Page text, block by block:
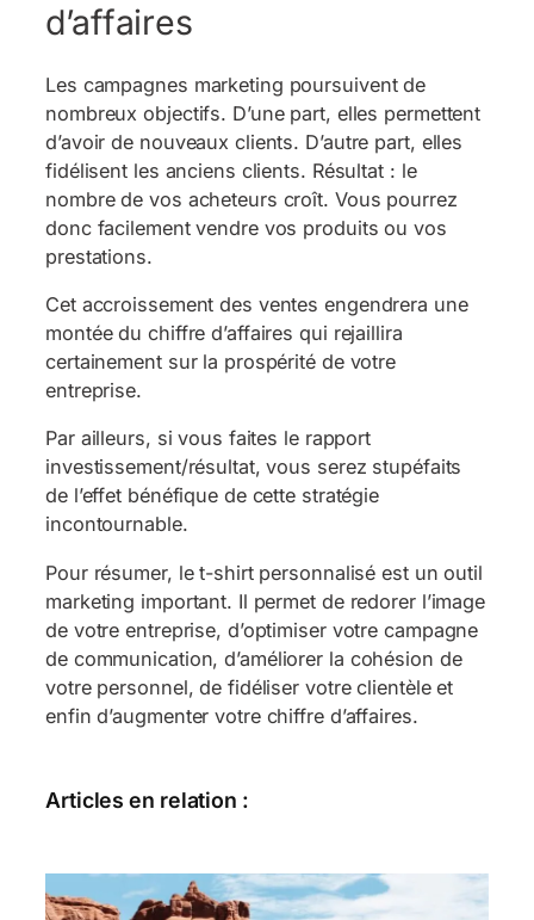
d’affaires
Les campagnes marketing poursuivent de
nombreux objectifs. D’une part, elles permettent
d’avoir de nouveaux clients. D’autre part, elles
fidélisent les anciens clients. Résultat : le
nombre de vos acheteurs croît. Vous pourrez
donc facilement vendre vos produits ou vos
prestations.
Cet accroissement des ventes engendrera une
montée du chiffre d’affaires qui rejaillira
certainement sur la prospérité de votre
entreprise.
Par ailleurs, si vous faites le rapport
investissement/résultat, vous serez stupéfaits
de l’effet bénéfique de cette stratégie
incontournable.
Pour résumer, le t-shirt personnalisé est un outil
marketing important. Il permet de redorer l’image
de votre entreprise, d’optimiser votre campagne
de communication, d’améliorer la cohésion de
votre personnel, de fidéliser votre clientèle et
enfin d’augmenter votre chiffre d’affaires.
Articles en relation :